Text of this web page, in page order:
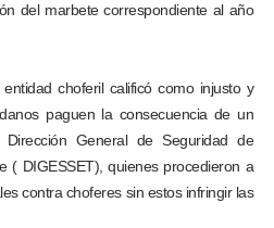
del marbete correspondiente al año
choferil calificó como injusto y
paguen la consecuencia de un
General de Seguridad de
( DIGESSET), quienes procedieron a
contra choferes sin estos infringir las